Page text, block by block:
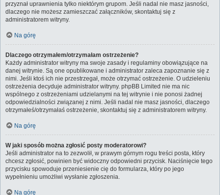
przyznał uprawnienia tylko niektórym grupom. Jeśli nadal nie masz jasności,
dlaczego nie możesz zamieszczać załączników, skontaktuj się z
administratorem witryny.
Na górę
Dlaczego otrzymałem/otrzymałam ostrzeżenie?
Każdy administrator witryny ma swoje zasady i regulaminy obowiązujące na
danej witrynie. Są one opublikowane i administrator zaleca zapoznanie się z
nimi. Jeśli ktoś ich nie przestrzegał, może otrzymać ostrzeżenie. O udzieleniu
ostrzeżenia decyduje administrator witryny. phpBB Limited nie ma nic
wspólnego z ostrzeżeniami udzielanymi na tej witrynie i nie ponosi żadnej
odpowiedzialności związanej z nimi. Jeśli nadal nie masz jasności, dlaczego
otrzymałeś/otrzymałaś ostrzeżenie, skontaktuj się z administratorem witryny.
Na górę
W jaki sposób można zgłosić posty moderatorowi?
Jeśli administrator na to zezwolił, w prawym górnym rogu treści posta, który
chcesz zgłosić, powinien być widoczny odpowiedni przycisk. Naciśnięcie tego
przycisku spowoduje przeniesienie cię do formularza, który po jego
wypełnieniu umożliwi wysłanie zgłoszenia.
Na górę